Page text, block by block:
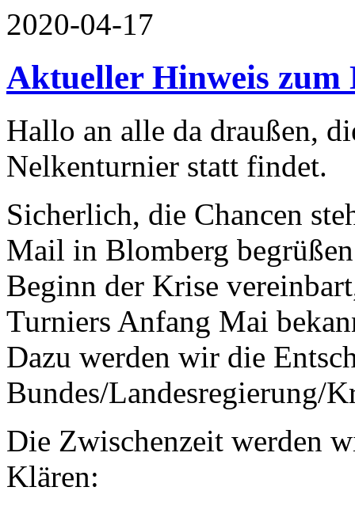
2020-04-17
Aktueller Hinweis zum
Hallo an alle da draußen,
Nelkenturnier statt findet.
Sicherlich, die Chancen
Mail in Blomberg
Beginn der Krise
Turniers Anfang Mai
Dazu werden wir die
Bundes/Landesregierung/
Die Zwischenzeit werden
Klären: